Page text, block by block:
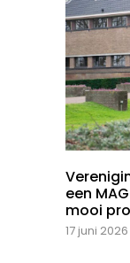
een
mooi
17 juni 2026